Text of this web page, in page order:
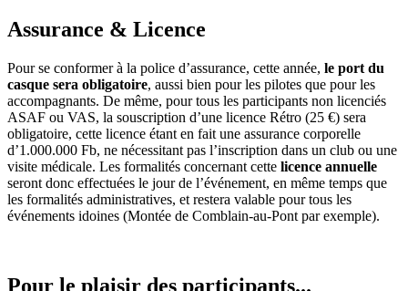
Assurance & Licence
Pour se conformer à la police d’assurance, cette année, le port du
casque sera obligatoire, aussi bien pour les pilotes que pour les
accompagnants. De même, pour tous les participants non licenciés
ASAF ou VAS, la souscription d’une licence Rétro (25 €) sera
obligatoire, cette licence étant en fait une assurance corporelle
d’1.000.000 Fb, ne nécessitant pas l’inscription dans un club ou une
visite médicale. Les formalités concernant cette licence annuelle
seront donc effectuées le jour de l’événement, en même temps que
les formalités administratives, et restera valable pour tous les
événements idoines (Montée de Comblain-au-Pont par exemple).
Pour le plaisir des participants...